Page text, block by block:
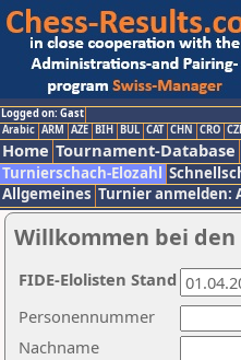
Logged on: Gast
Arabic ARM AZE BIH BUL CAT CHN CRO
Home Tournament-Database
Turnierschach-Elozahl
Allgemeines Turnier anmelden:
Willkommen bei den
Nachname
Personennummer
FIDE-Elolisten Stand